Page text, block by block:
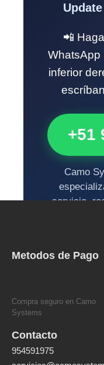
Update
📲
WhatsApp
inferior
+51
Camo
servicio,
Metodos de Pago
Compra seguro en Camo
Systems
Contacto
954591975